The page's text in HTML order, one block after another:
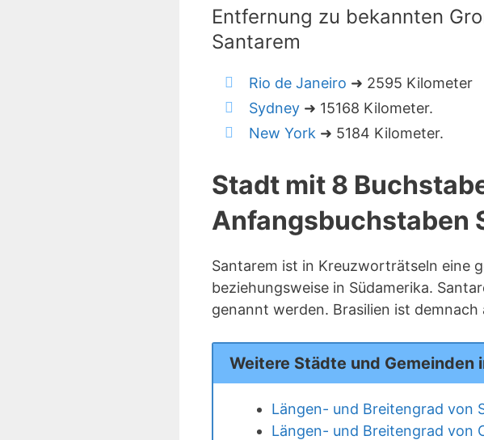
Entfernung zu bekannten
Santarem
Rio de Janeiro ➜ 2595 Kilometer
Sydney ➜ 15168 Kilometer.
New York ➜ 5184 Kilometer.
Stadt mit 8
Anfangsbuchstaben
Santarem ist in Kreuzworträtseln eine
beziehungsweise in Südamerika.
genannt werden. Brasilien ist demnach
Weitere Städte und Gemeinden
Längen- und Breitengrad von
Längen- und Breitengrad von